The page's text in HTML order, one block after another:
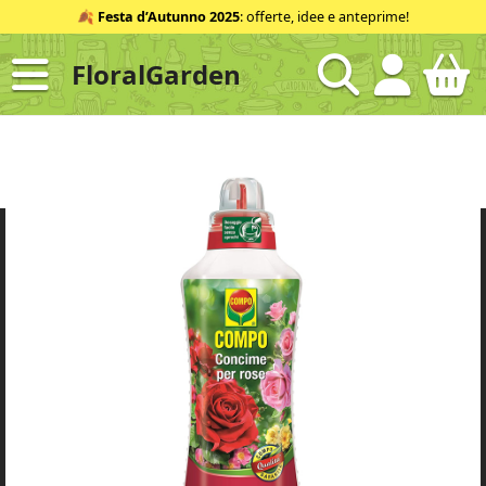
al
contenuto
ID
🍂 Festa d’Autunno 2025: offerte, idee e anteprime!
FloralGarden